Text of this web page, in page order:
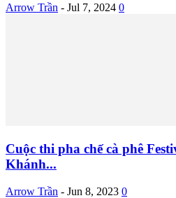
Arrow Trần - Jul 7, 2024 0
Cuộc thi pha chế cà phê
Khánh...
Arrow Trần - Jun 8, 2023 0